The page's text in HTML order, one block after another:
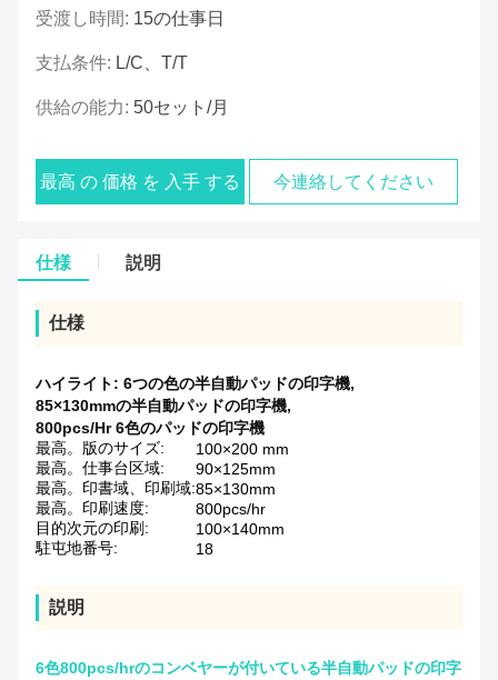
受渡し時間: 15の仕事日
支払条件: L/C、T/T
供給の能力: 50セット/月
最高 の 価格 を 入手 する 今連絡してください
仕様 説明
仕様
ハイライト: 6つの色の半自動パッドの印字機,
85×130mmの半自動パッドの印字機,
800pcs/Hr 6色のパッドの印字機
最高。版のサイズ:
100×200 mm
最高。仕事台区域:
90×125mm
最高。印書域、印刷域:85×130mm
最高。印刷速度:
800pcs/hr
目的次元の印刷:
100×140mm
駐屯地番号:
18
説明
6色800pcs/hrのコンベヤーが付いている半自動パッドの印字